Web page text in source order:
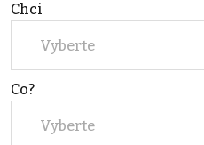
Chci
Vyberte
Co?
Vyberte